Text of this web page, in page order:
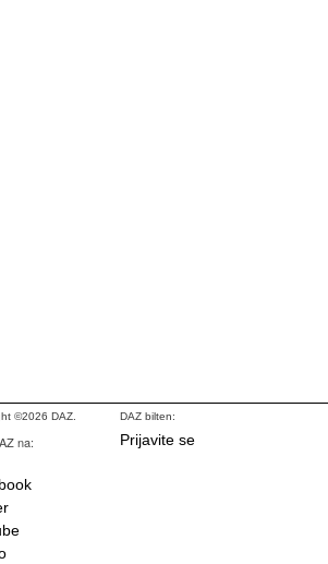
©2026 DAZ.
na:
DAZ bilten:
Prijavite se